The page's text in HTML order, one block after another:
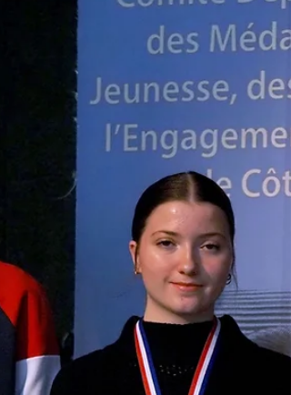
des passages en inline freeskating et en danse 💃.
Nos patineuses ont livré des programmes solides,
propres et engagés, et reviennent avec
résultats qui récompensent le travail effectué à
l’entraînement, la régularité et l’implication de
chacune🤝. Résultats 🥇🥈: Constance : 1ère – R2
Mini – Inline freeskating 🥇 Lise : 1ère – R2 Espoir
Inline freeskating 🥇 Aga